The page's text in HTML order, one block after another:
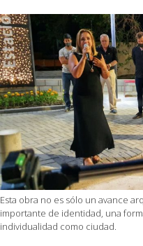
Esta obra no es sólo un avance
importante de identidad, una
individualidad como ciudad.